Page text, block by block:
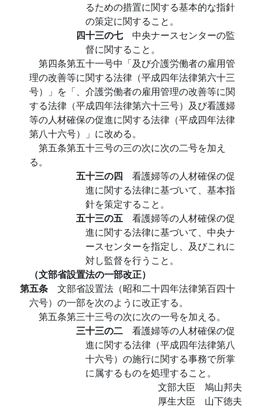
るための措置に関する基本的な指針
の策定に関すること。
四十三の七 中央ナースセンターの監
督に関すること。
第四条第五十一号中「及び介護労働者の雇用管
理の改善等に関する法律（平成四年法律第六十三
号）」を「、介護労働者の雇用管理の改善等に関
する法律（平成四年法律第六十三号）及び看護婦
等の人材確保の促進に関する法律（平成四年法律
第八十六号）」に改める。
第五条第五十三号の三の次に次の二号を加え
る。
五十三の四 看護婦等の人材確保の促
進に関する法律に基づいて、基本指
針を策定すること。
五十三の五 看護婦等の人材確保の促
進に関する法律に基づいて、中央ナ
ースセンターを指定し、及びこれに
対し監督を行うこと。
（文部省設置法の一部改正）
第五条 文部省設置法（昭和二十四年法律第百四十
六号）の一部を次のように改正する。
第五条第三十三号の次に次の一号を加える。
三十三の二 看護婦等の人材確保の促
進に関する法律（平成四年法律第八
十六号）の施行に関する事務で所掌
に属するものを処理すること。
文部大臣 鳩山邦夫
厚生大臣 山下徳夫